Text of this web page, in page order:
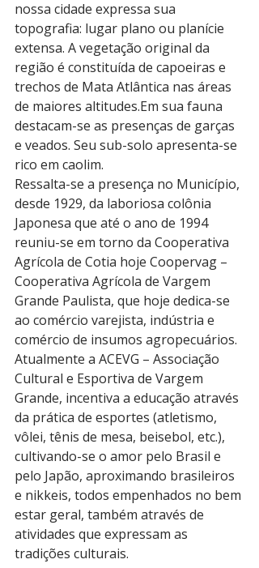
nossa cidade expressa sua
topografia: lugar plano ou planície
extensa. A vegetação original da
região é constituída de capoeiras e
trechos de Mata Atlântica nas áreas
de maiores altitudes.Em sua fauna
destacam-se as presenças de garças
e veados. Seu sub-solo apresenta-se
rico em caolim.
Ressalta-se a presença no Município,
desde 1929, da laboriosa colônia
Japonesa que até o ano de 1994
reuniu-se em torno da Cooperativa
Agrícola de Cotia hoje Coopervag –
Cooperativa Agrícola de Vargem
Grande Paulista, que hoje dedica-se
ao comércio varejista, indústria e
comércio de insumos agropecuários.
Atualmente a ACEVG – Associação
Cultural e Esportiva de Vargem
Grande, incentiva a educação através
da prática de esportes (atletismo,
vôlei, tênis de mesa, beisebol, etc.),
cultivando-se o amor pelo Brasil e
pelo Japão, aproximando brasileiros
e nikkeis, todos empenhados no bem
estar geral, também através de
atividades que expressam as
tradições culturais.